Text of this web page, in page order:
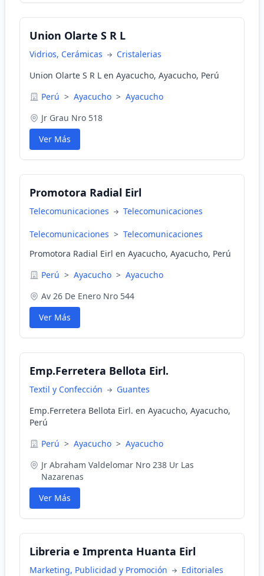
Union Olarte S R L
Vidrios, Cerámicas
Cristalerias
Union Olarte S R L en Ayacucho, Ayacucho, Perú
Perú > Ayacucho > Ayacucho
Jr Grau Nro 518
Ver Más
Promotora Radial Eirl
Telecomunicaciones Telecomunicaciones
Telecomunicaciones > Telecomunicaciones
Promotora Radial Eirl en Ayacucho, Ayacucho, Perú
Perú > Ayacucho > Ayacucho
Av 26 De Enero Nro 544
Ver Más
Emp.Ferretera Bellota Eirl.
Textil y Confección
Guantes
Emp.Ferretera Bellota Eirl. en Ayacucho, Ayacucho,
Perú
Perú > Ayacucho > Ayacucho
Jr Abraham Valdelomar Nro 238 Ur Las
Nazarenas
Ver Más
Libreria e Imprenta Huanta Eirl
Marketing, Publicidad y Promoción
Editoriales